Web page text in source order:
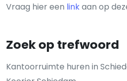
Vraag hier een linkaan op
Zoek op trefwoord
Kantoorruimte huren in